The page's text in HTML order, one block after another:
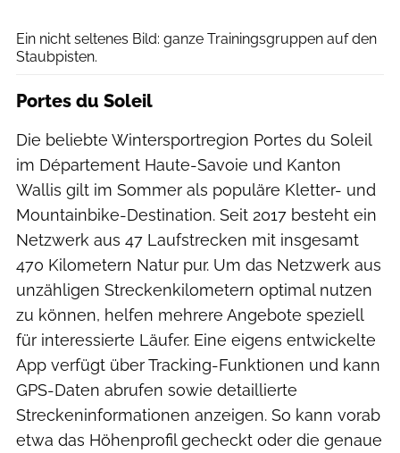
Ein nicht seltenes Bild: ganze Trainingsgruppen auf den
Staubpisten.
Portes du Soleil
Die beliebte Wintersportregion Portes du Soleil
im Département Haute-Savoie und Kanton
Wallis gilt im Sommer als populäre Kletter- und
Mountainbike-Destination. Seit 2017 besteht ein
Netzwerk aus 47 Laufstrecken mit insgesamt
470 Kilometern Natur pur. Um das Netzwerk aus
unzähligen Streckenkilometern optimal nutzen
zu können, helfen mehrere Angebote speziell
für interessierte Läufer. Eine eigens entwickelte
App verfügt über Tracking-Funktionen und kann
GPS-Daten abrufen sowie detaillierte
Streckeninformationen anzeigen. So kann vorab
etwa das Höhenprofil gecheckt oder die genaue